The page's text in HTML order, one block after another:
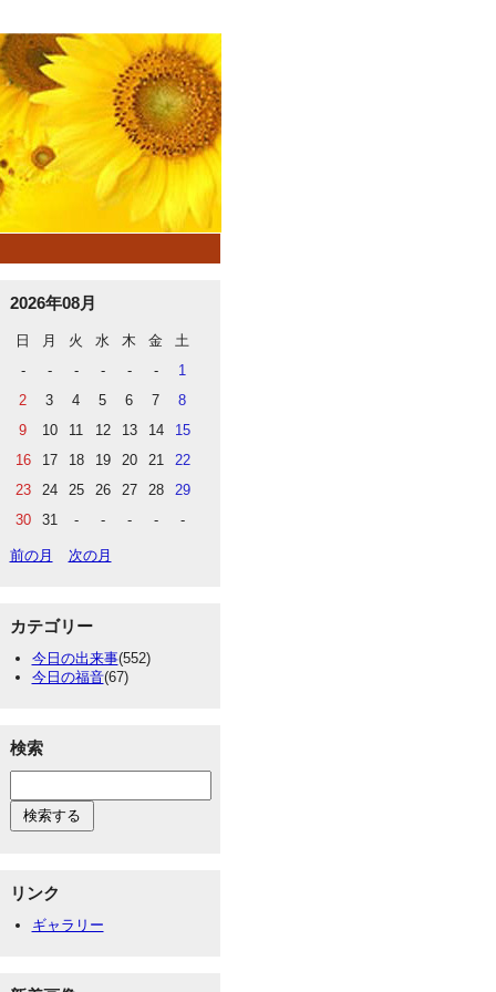
2026年08月
日 月 火 水 木 金
土
-
- - - - -
1
2
3 4 5 6 7
8
9
10 11 12 13 14
15
16
17 18 19 20 21
22
23
24 25 26 27 28
29
30
31 - - - - -
前の月 次の月
カテゴリー
今日の出来事(552)
今日の福音(67)
検索
リンク
ギャラリー